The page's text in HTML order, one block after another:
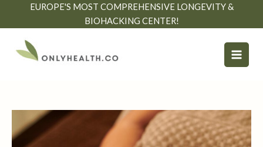
EUROPE'S MOST COMPREHENSIVE LONGEVITY &
BIOHACKING CENTER!